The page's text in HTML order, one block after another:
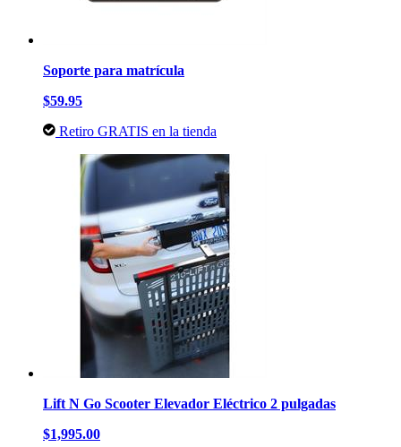
Soporte para matrícula
$59.95
Retiro GRATIS en la tienda
Lift N Go Scooter Elevador Eléctrico 2 pulgadas
$1,995.00